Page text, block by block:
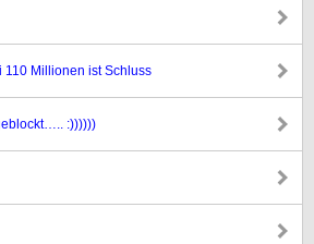
110 Millionen ist Schluss
:))))))